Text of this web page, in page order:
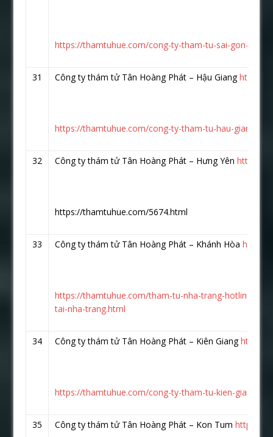
https://thamtuhue.com/cong-ty-tham-tu-sai-gon-uy-
31 Công ty thám tử Tân Hoàng Phát – Hậu Gianghttps://
https://thamtuhue.com/cong-ty-tham-tu-hau-giang-
32 Công ty thám tử Tân Hoàng Phát – Hưng Yênhttps://
https://thamtuhue.com/5674.html
33 Công ty thám tử Tân Hoàng Phát – Khánh Hòahttps://
https://thamtuhue.com/tham-tu-nha-trang-hotline-
tai-nha-trang.html
34 Công ty thám tử Tân Hoàng Phát – Kiên Gianghttps://
https://thamtuhue.com/cong-ty-tham-tu-kien-giang-
35 Công ty thám tử Tân Hoàng Phát – Kon Tumhttps://